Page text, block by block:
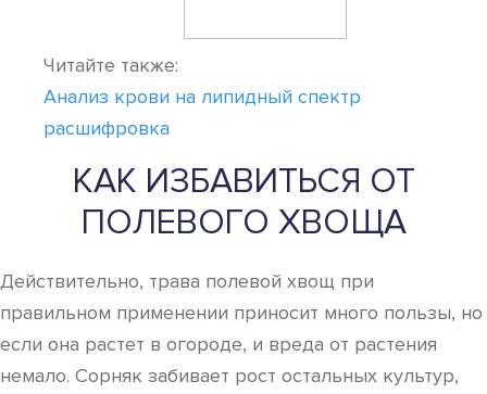
Читайте также:
Анализ крови на липидный спектр
расшифровка
КАК ИЗБАВИТЬСЯ ОТ
ПОЛЕВОГО ХВОЩА
Действительно, трава полевой хвощ при
правильном применении приносит много пользы, но
если она растет в огороде, и вреда от растения
немало. Сорняк забивает рост остальных культур,